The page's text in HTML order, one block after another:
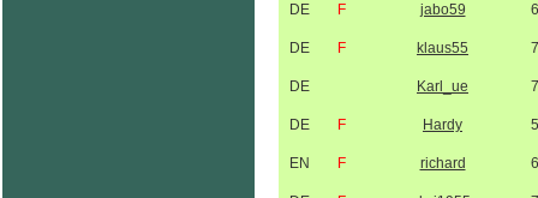
DE F jabo59
DE F klaus55
DE Karl_ue
DE F Hardy
EN F richard